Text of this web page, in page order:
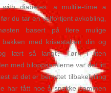
diabetes: a multile-time a
du tar en velfortjent avkobling,
basert på flere mulige
med krisestaben din og
lært så langt? Tørk i liten
med biloppsamlerne var det litt
at det er benyttet tilbakefylling
har fått noe å snakke sammen